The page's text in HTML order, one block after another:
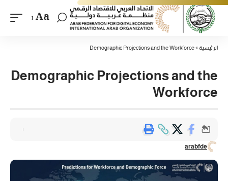
Aa
الرئيسية »
Demographic Projections and the Workforce
Demographic Projections and the
Workforce
arabfde